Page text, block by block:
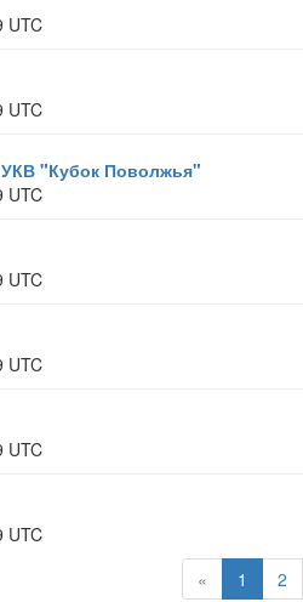
UTC
UTC
"Кубок Поволжья"
UTC
UTC
UTC
UTC
UTC
«
1 2